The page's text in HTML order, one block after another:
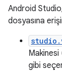
Android
dosyasına
Makinesi
gibi